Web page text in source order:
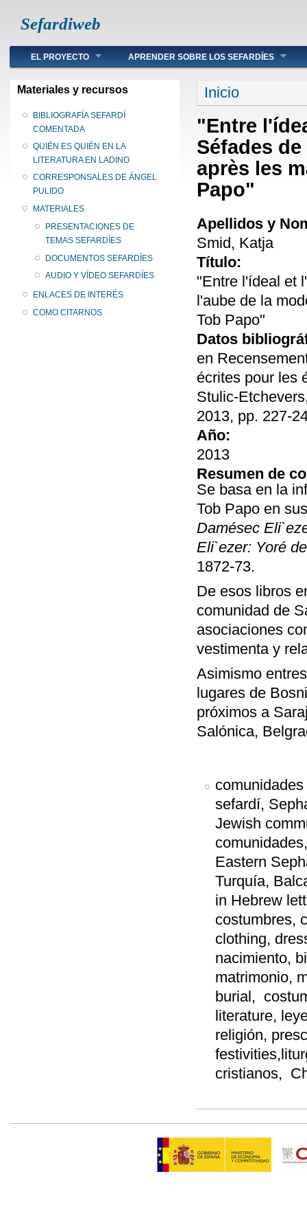
Sefardiweb
Main menu
EL PROYECTO APRENDER SOBRE LOS SEFARDÍES
Materiales y recursos
BIBLIOGRAFÍA SEFARDÍ
COMENTADA
QUIÉN ES QUIÉN EN LA
LITERATURA EN LADINO
CORRESPONSALES DE ÁNGEL
PULIDO
MATERIALES
PRESENTACIONES DE
TEMAS SEFARDÍES
DOCUMENTOS SEFARDÍES
AUDIO Y VÍDEO SEFARDÍES
ENLACES DE INTERÉS
COMO CITARNOS
Se encuentra
Inicio
"Entre
Séfades
après les
Papo"
Apellidos y
Smid, Katja
Título:
"Entre l'ídeal et
l'aube de la
Tob Papo"
Datos
en
écrites pour les
Stulic-
2013, pp. 227-
Año:
2013
Resumen de
Se basa en la
Tob Papo en
Damésec
Eli`ezer: Yoré
1872-73.
De esos libros
comunidad de
asociaciones
vestimenta y
Asimismo
lugares de
próximos a
Salónica,
sefardí,
Jewish
Eastern
Turquía,
in Hebrew
costumbres,
clothing,
nacimiento,
matrimonio,
burial,
literature,
religión,
cristianos,